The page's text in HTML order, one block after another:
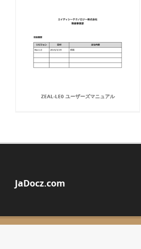
ZEAL-LE0 ユーザーズマニュアル
JaDocz.com